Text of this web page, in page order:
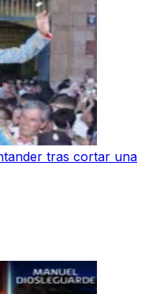
tras cortar una